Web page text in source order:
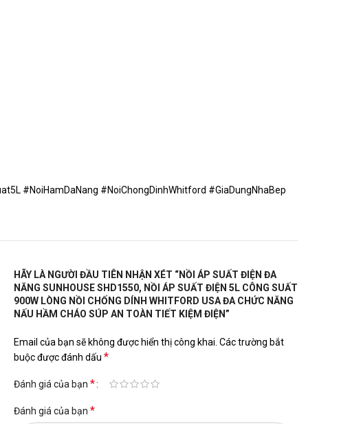
#NoiHamDaNang #NoiChongDinhWhitford #GiaDungNhaBep
HÃY LÀ NGƯỜI ĐẦU TIÊN NHẬN XÉT “NỒI ÁP SUẤT ĐIỆN ĐA
NĂNG SUNHOUSE SHD1550, NỒI ÁP SUẤT ĐIỆN 5L CÔNG SUẤT
900W LÒNG NỒI CHỐNG DÍNH WHITFORD USA ĐA CHỨC NĂNG
NẤU HẦM CHÁO SÚP AN TOÀN TIẾT KIỆM ĐIỆN”
Email của bạn sẽ không được hiển thị công khai. Các trường bắt
buộc được đánh dấu *
Đánh giá của bạn *
Đánh giá của bạn *